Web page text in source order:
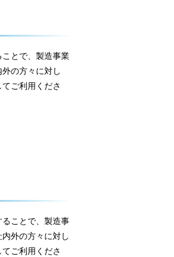
とで、製造事業
の方々に対し
ご利用くださ
ことで、製造事
外の方々に対し
ご利用くださ